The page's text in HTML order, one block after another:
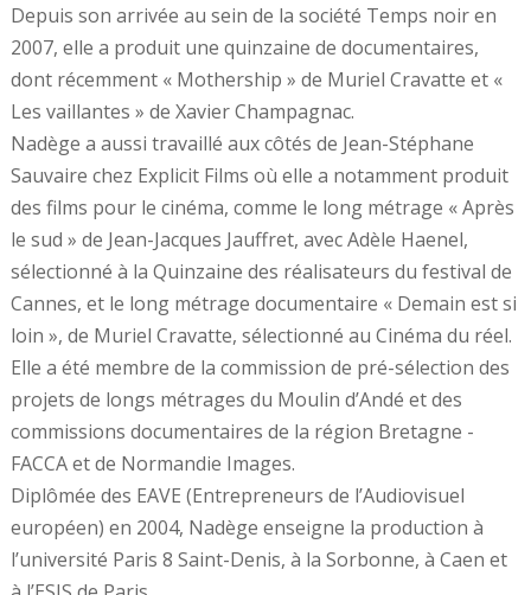
Depuis son arrivée au sein de la société Temps noir en
2007, elle a produit une quinzaine de documentaires,
dont récemment « Mothership » de Muriel Cravatte et «
Les vaillantes » de Xavier Champagnac.
Nadège a aussi travaillé aux côtés de Jean-Stéphane
Sauvaire chez Explicit Films où elle a notamment produit
des films pour le cinéma, comme le long métrage « Après
le sud » de Jean-Jacques Jauffret, avec Adèle Haenel,
sélectionné à la Quinzaine des réalisateurs du festival de
Cannes, et le long métrage documentaire « Demain est si
loin », de Muriel Cravatte, sélectionné au Cinéma du réel.
Elle a été membre de la commission de pré-sélection des
projets de longs métrages du Moulin d’Andé et des
commissions documentaires de la région Bretagne -
FACCA et de Normandie Images.
Diplômée des EAVE (Entrepreneurs de l’Audiovisuel
européen) en 2004, Nadège enseigne la production à
l’université Paris 8 Saint-Denis, à la Sorbonne, à Caen et